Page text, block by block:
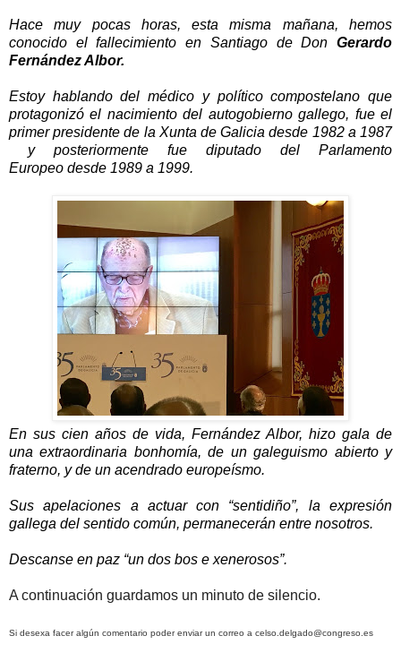
Hace muy pocas horas, esta misma mañana, hemos
conocido el fallecimiento en Santiago de Don Gerardo
Fernández Albor.
Estoy hablando del médico y político compostelano que
protagonizó el nacimiento del autogobierno gallego, fue el
primer presidente de la Xunta de Galicia desde 1982 a 1987
y posteriormente fue diputado del Parlamento
Europeo desde 1989 a 1999.
En sus cien años de vida, Fernández Albor, hizo gala de
una extraordinaria bonhomía, de un galeguismo abierto y
fraterno, y de un acendrado europeísmo.
Sus apelaciones a actuar con “sentidiño”, la expresión
gallega del sentido común, permanecerán entre nosotros.
Descanse en paz “un dos bos e xenerosos”.
A continuación guardamos un minuto de silencio.
Si desexa facer algún comentario poder enviar un correo a celso.delgado@congreso.es